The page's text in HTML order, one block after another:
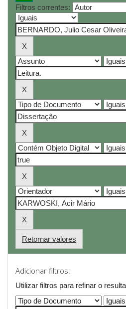
Filtros correntes:
Retornar valores
Adicionar filtros:
Utilizar filtros para refinar o